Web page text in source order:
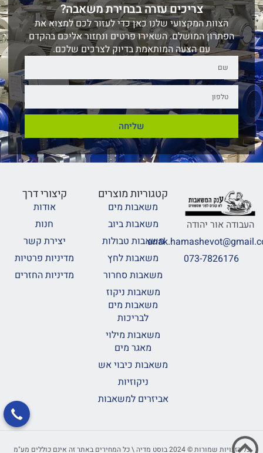
צריכים עזרה בבחירת משאבה?
הצוות המקצועי שלנו כאן כדי לעזור לכם למצוא את
הפתרון המושלם. השאירו פרטים ונחזור אליכם בהקדם
עם הצעה המותאמת בדיוק לצרכים שלכם.
שליחה
העבודה אור יהודה
073-7826176
קטגוריות מוצרים
משאבות מים
משאבות ביוב
משאבות טבולות
משאבות לחץ
משאבות סחרור
משאבות ניקוז
משאבות מים
לבריכות
משאבות מילוי
מאגר מים
משאבות כיבוי אש
ניקוזיות
אביזרים למשאבות
קיצורי דרך
אודות
חנות
יצירת קשר
מדיניות פרטיות
מדיניות החזרים
כל הזכויות שמורות © 2024 בוסט מדיה \ כל המחירים באתר זה אינם כוללים מע"מ